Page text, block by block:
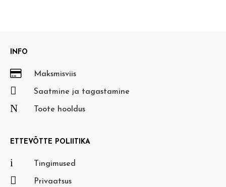
INFO
 Maksmisviis
 Saatmine ja tagastamine
N Toote hooldus
ETTEVÕTTE POLIITIKA
i Tingimused
 Privaatsus